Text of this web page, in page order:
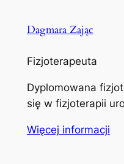
Dagmara Zając
Fizjoterapeuta
Dyplomowana
się w fizjoterapii
Więcej informacji